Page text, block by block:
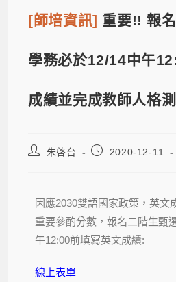
[師培資訊] 重要!! 報
學務必於12/14中午
成績並完成教師人格
朱啓台 2020-12-11
因應2030雙語國家政策，英文
重要參酌分數，報名二階生甄
午12:00前填寫英文成績:
線上表單